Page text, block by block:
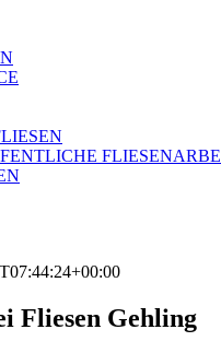
Fliesen Gehling